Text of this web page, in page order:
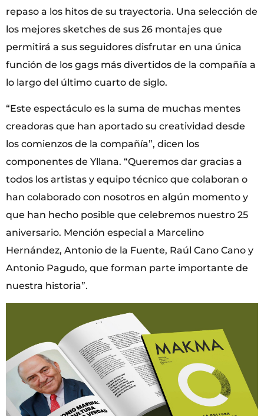
repaso a los hitos de su trayectoria. Una selección de
los mejores sketches de sus 26 montajes que
permitirá a sus seguidores disfrutar en una única
función de los gags más divertidos de la compañía a
lo largo del último cuarto de siglo.
“Este espectáculo es la suma de muchas mentes
creadoras que han aportado su creatividad desde
los comienzos de la compañía”, dicen los
componentes de Yllana. “Queremos dar gracias a
todos los artistas y equipo técnico que colaboran o
han colaborado con nosotros en algún momento y
que han hecho posible que celebremos nuestro 25
aniversario. Mención especial a Marcelino
Hernández, Antonio de la Fuente, Raúl Cano Cano y
Antonio Pagudo, que forman parte importante de
nuestra historia”.